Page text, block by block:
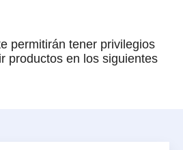
permitirán tener privilegios
productos en los siguientes